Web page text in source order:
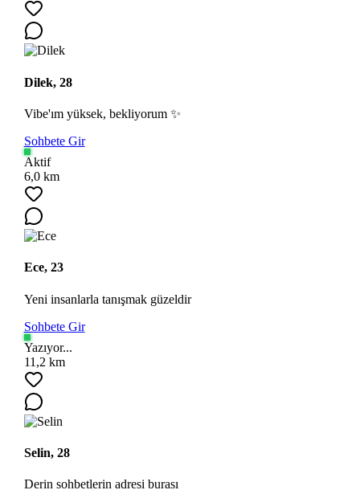
Dilek, 28
Vibe'ım yüksek, bekliyorum ✨
Sohbete Gir
Aktif
6,0 km
Ece, 23
Yeni insanlarla tanışmak güzeldir
Sohbete Gir
Yazıyor...
11,2 km
Selin, 28
Derin sohbetlerin adresi burası